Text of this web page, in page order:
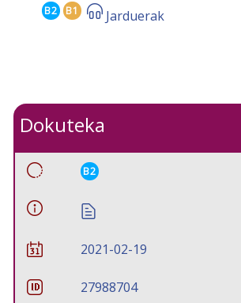
B2 B1 Jarduerak
Dokuteka
B2
2021-02-19
27988704